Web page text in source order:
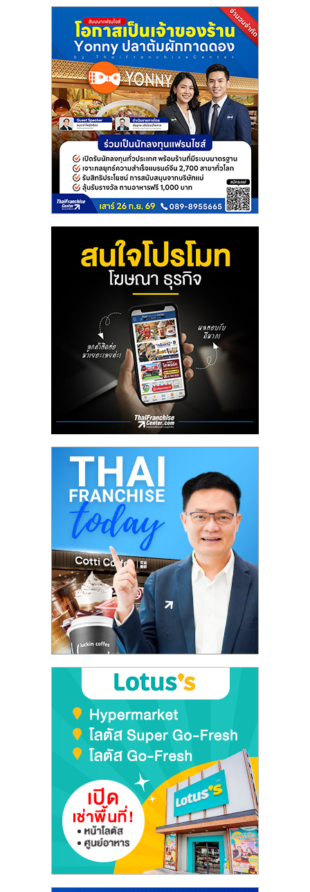
ไชส์
แฟ
ไชส์
ขาย
หน้า
ปรึกษา
การ
ลงทุน
และ
ขยาย
ไชส์,